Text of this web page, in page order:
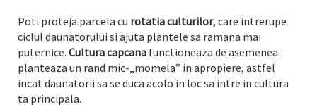
Poti proteja parcela cu rotatia culturilor, care intrerupe
ciclul daunatorului si ajuta plantele sa ramana mai
puternice. Cultura capcana functioneaza de asemenea:
planteaza un rand mic-„momela” in apropiere, astfel
incat daunatorii sa se duca acolo in loc sa intre in cultura
ta principala.